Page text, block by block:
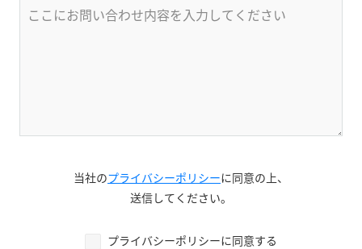
当社のプライバシーポリシーに同意の上、
送信してください。
プライバシーポリシーに同意する